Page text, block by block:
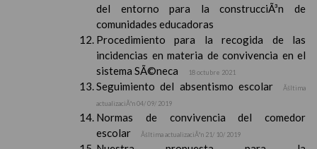
del entorno para la construcciÃ³n de
comunidades educadoras
Procedimiento para la recogida de las
incidencias en materia de convivencia en el
sistema SÃ©neca
18 octubre 2021
Seguimiento del absentismo escolar
Ãšltima
actualizaciÃ³n 04/ 09/ 2019
Normas de convivencia del comedor
escolar
Ãšltima actualizaciÃ³n 21/ 10/ 2019